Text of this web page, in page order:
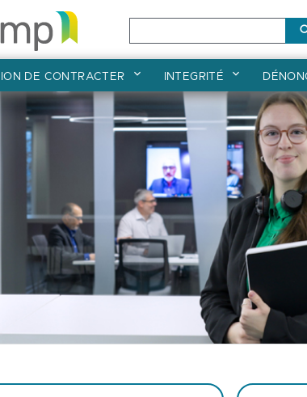
DE CONTRACTER INTEGRITÉ